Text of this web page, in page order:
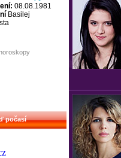
08.08.1981
Basilej
počasí